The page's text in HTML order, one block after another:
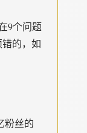
9个问题
的，如
粉丝的